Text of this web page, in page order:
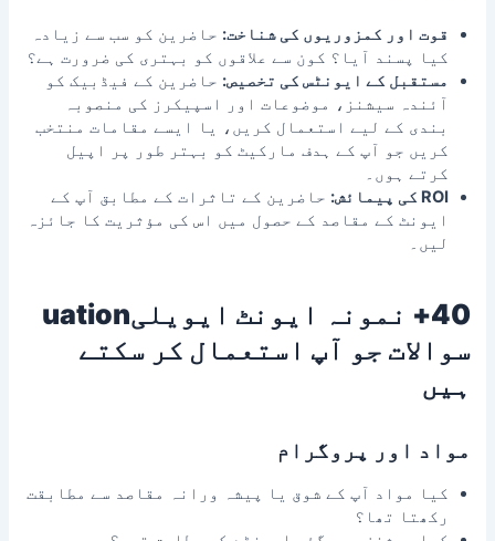
قوت اور کمزوریوں کی شناخت: حاضرین کو سب سے زیادہ
کیا پسند آیا؟ کون سے علاقوں کو بہتری کی ضرورت ہے؟
مستقبل کے ایونٹس کی تخصیص: حاضرین کے فیڈبیک کو
آئندہ سیشنز، موضوعات اور اسپیکرز کی منصوبہ
بندی کے لیے استعمال کریں، یا ایسے مقامات منتخب
کریں جو آپ کے ہدف مارکیٹ کو بہتر طور پر اپیل
کرتے ہوں۔
ROI کی پیمائش
: حاضرین کے تاثرات کے مطابق آپ کے
ایونٹ کے مقاصد کے حصول میں اس کی مؤثریت کا جائزہ
لیں۔
40+ نمونہ ایونٹ ایویلیuation
سوالات جو آپ استعمال کر سکتے
ہیں
مواد اور پروگرام
کیا مواد آپ کے شوق یا پیشہ ورانہ مقاصد سے مطابقت
رکھتا تھا؟